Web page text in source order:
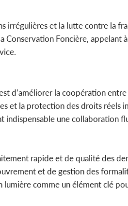
irrégulières et la lutte contre la
Conservation Foncière, appelant
d’améliorer la coopération
et la protection des droits réels
indispensable une collaboration
rapide et de qualité des
et de gestion des
lumière comme un élément clé